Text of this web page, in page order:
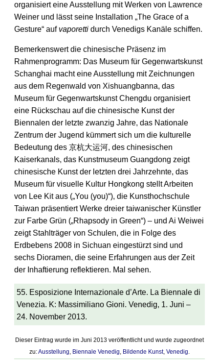
organisiert eine Ausstellung mit Werken von Lawrence
Weiner und lässt seine Installation „The Grace of a
Gesture“ auf vaporettidurch Venedigs Kanäle schiffen.
Bemerkenswert die chinesische Präsenz im
Rahmenprogramm: Das Museum für Gegenwartskunst
Schanghai macht eine Ausstellung mit Zeichnungen
aus dem Regenwald von Xishuangbanna, das
Museum für Gegenwartskunst Chengdu organisiert
eine Rückschau auf die chinesische Kunst der
Biennalen der letzte zwanzig Jahre, das Nationale
Zentrum der Jugend kümmert sich um die kulturelle
Bedeutung des 京杭大运河, des chinesischen
Kaiserkanals, das Kunstmuseum Guangdong zeigt
chinesische Kunst der letzten drei Jahrzehnte, das
Museum für visuelle Kultur Hongkong stellt Arbeiten
von Lee Kit aus („You (you)“), die Kunsthochschule
Taiwan präsentiert Werke dreier taiwanischer Künstler
zur Farbe Grün („Rhapsody in Green“) – und Ai Weiwei
zeigt Stahlträger von Schulen, die in Folge des
Erdbebens 2008 in Sichuan eingestürzt sind und
sechs Dioramen, die seine Erfahrungen aus der Zeit
der Inhaftierung reflektieren. Mal sehen.
55. Esposizione Internazionale d’Arte. La Biennale di
Venezia. K: Massimiliano Gioni. Venedig, 1. Juni –
24. November 2013.
Dieser Eintrag wurde im Juni 2013 veröffentlicht und wurde zugeordnet
zu:Ausstellung, Biennale Venedig, Bildende Kunst, Venedig.